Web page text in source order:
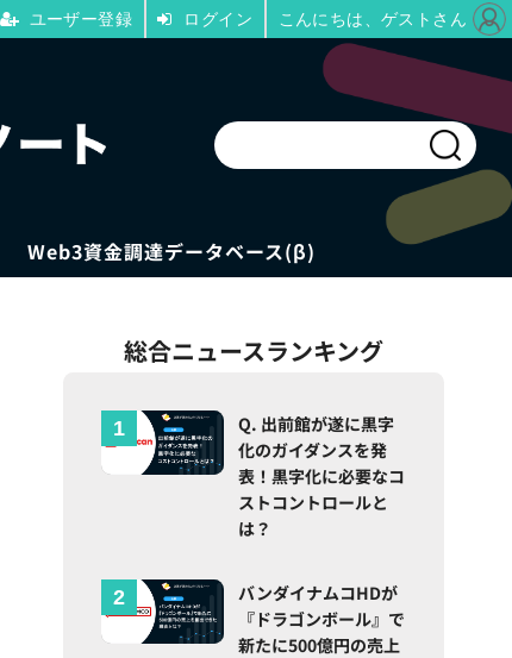
Web3資金調達データベース(β)
総合ニュースランキング
Q. 出前館が遂に黒字
化のガイダンスを発
表！黒字化に必要なコ
ストコントロールと
は？
バンダイナムコHDが
『ドラゴンボール』で
新たに500億円の売上
ユーザー登録 ログイン こんにちは、ゲストさん